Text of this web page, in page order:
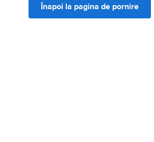
Înapoi la pagina de pornire